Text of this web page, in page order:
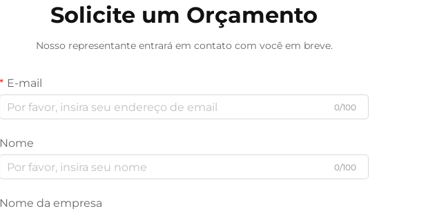
Solicite um Orçamento
Nosso representante entrará em contato com você em breve.
E-mail
0/100
Nome
0/100
Nome da empresa